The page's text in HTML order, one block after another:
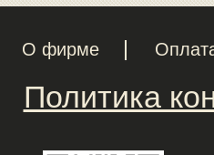
О фирме
Политика